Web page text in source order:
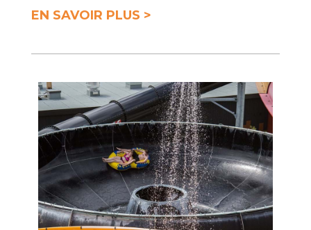
EN SAVOIR PLUS >